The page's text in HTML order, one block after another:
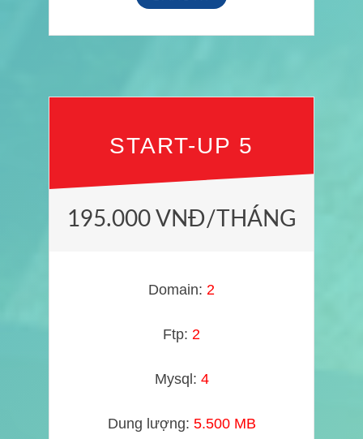
START-UP 5
195.000 VNĐ/THÁNG
Domain: 2
Ftp: 2
Mysql: 4
Dung lượng: 5.500 MB